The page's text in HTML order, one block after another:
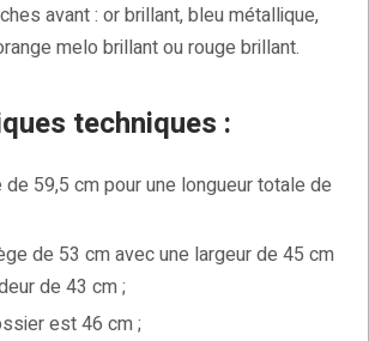
avant : or brillant, bleu métallique,
melo brillant ou rouge brillant.
techniques :
59,5 cm pour une longueur totale de
de 53 cm avec une largeur de 45 cm
de 43 cm ;
est 46 cm ;